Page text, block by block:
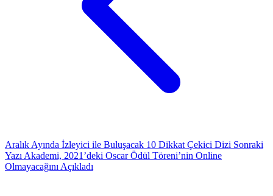
Aralık Ayında İzleyici ile Buluşacak 10 Dikkat Çekici Dizi Sonraki
Yazı Akademi, 2021’deki Oscar Ödül Töreni’nin Online
Olmayacağını Açıkladı